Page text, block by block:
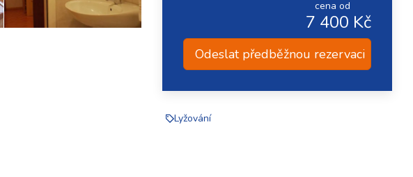
cena od
7 400 Kč
Odeslat předběžnou rezervaci
Lyžování